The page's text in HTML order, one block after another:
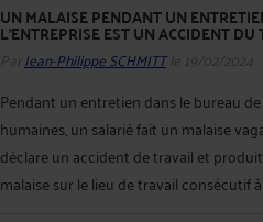
UN MALAISE PENDANT UN
L'ENTREPRISE EST UN ACCIDENT
Par Jean-Philippe SCHMITTle 19/02/2024
Pendant un entretien dans le bureau
humaines, un salarié fait un malaise
déclare un accident de travail et
malaise sur le lieu de travail consécutif